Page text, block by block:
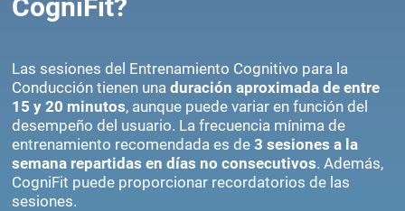
CogniFit?
Las sesiones del Entrenamiento Cognitivo para la
Conducción tienen unaduración aproximada de entre
15 y 20 minutos, aunque puede variar en función del
desempeño del usuario. La frecuencia mínima de
entrenamiento recomendada es de3 sesiones a la
semana repartidas en días no consecutivos. Además,
CogniFit puede proporcionar recordatorios de las
sesiones.